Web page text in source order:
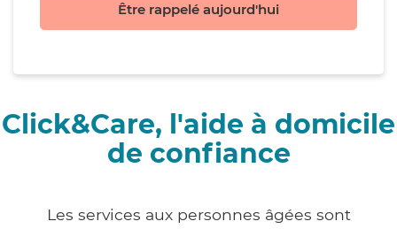
Être rappelé aujourd'hui
Click&Care, l'aide à domicile
de confiance
Les services aux personnes âgées sont